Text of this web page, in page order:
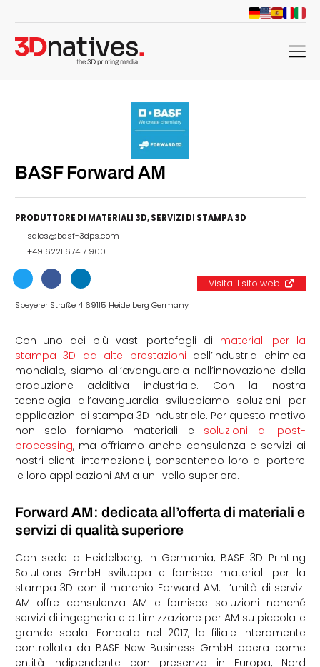
menu
BASF Forward AM
PRODUTTORE DI MATERIALI 3D,SERVIZI DI STAMPA 3D
sales@basf-3dps.com
+49 6221 67417 900
Visita il sito web
Speyerer Straße 4 69115 Heidelberg Germany
Con uno dei più vasti portafogli di materiali per la
stampa 3D ad alte prestazioni dell’industria chimica
mondiale, siamo all’avanguardia nell’innovazione della
produzione additiva industriale. Con la nostra
tecnologia all’avanguardia sviluppiamo soluzioni per
applicazioni di stampa 3D industriale. Per questo motivo
non solo forniamo materiali e soluzioni di post-
processing, ma offriamo anche consulenza e servizi ai
nostri clienti internazionali, consentendo loro di portare
le loro applicazioni AM a un livello superiore.
Forward AM: dedicata all’offerta di materiali e
servizi di qualità superiore
Con sede a Heidelberg, in Germania, BASF 3D Printing
Solutions GmbH sviluppa e fornisce materiali per la
stampa 3D con il marchio Forward AM. L’unità di servizi
AM offre consulenza AM e fornisce soluzioni nonché
servizi di ingegneria e ottimizzazione per AM su piccola e
grande scala. Fondata nel 2017, la filiale interamente
controllata da BASF New Business GmbH opera come
entità indipendente con presenza in Europa, Nord